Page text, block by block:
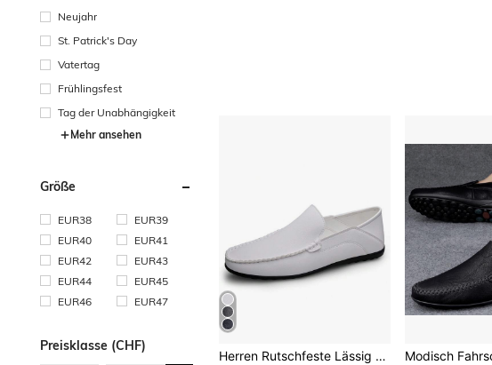
Neujahr
St. Patrick's Day
Vatertag
Frühlingsfest
Tag der Unabhängigkeit
Mehr ansehen
Größe
EUR38
EUR39
EUR40
EUR41
EUR42
EUR43
EUR44
EUR45
EUR46
EUR47
Preisklasse (CHF)
Herren Rutschfeste Lässig Loafer - einfarbige Mokassins, geeignet für den täglichen Gebrauch